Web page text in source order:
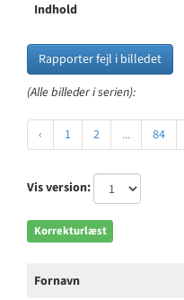
Indhold
Rapporter fejl i billedet
(Alle billeder i serien):
‹ 1 2 ... 84
Vis version:
Korrekturlæst
Fornavn